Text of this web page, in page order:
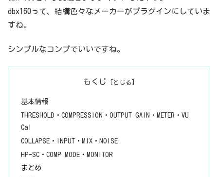
dbx160って、結構色々なメーカーがプラグインにしていま
すね。
シンプルなコンプでいいですね。
もくじ
基本情報
THRESHOLD・COMPRESSION・OUTPUT GAIN・METER・VU
Cal
COLLAPSE・INPUT・MIX・NOISE
HP-SC・COMP MODE・MONITOR
まとめ